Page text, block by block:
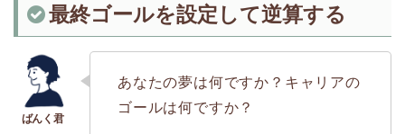
最終ゴールを設定して逆算する
あなたの夢は何ですか？キャリアの
ゴールは何ですか？